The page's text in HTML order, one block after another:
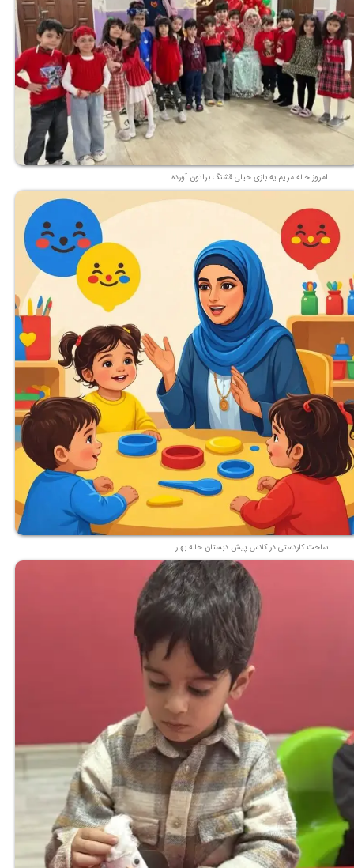
امروز خاله مریم یه بازی خیلی قشنگ براتون آورده
ساخت کاردستی در کلاس پیش دبستان خاله بهار